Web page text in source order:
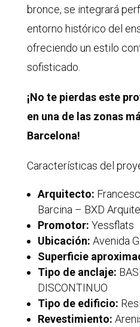
bronce, se integrará
entorno histórico del
ofreciendo un estilo
sofisticado.
¡No te pierdas este
en una de las zonas
Barcelona!
Características del
Arquitecto:
Barcina – BXD
Promotor: Yessflats
Ubicación: Avenida
Superficie
Tipo de anclaje:
DISCONTINUO
Tipo de edificio:
Revestimiento: